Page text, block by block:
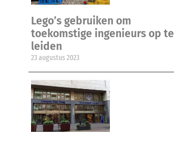
Lego’s gebruiken om
toekomstige ingenieurs op te
leiden
23 augustus 2023